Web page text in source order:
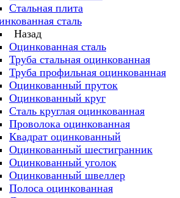
Стальная плита
сталь
Назад
Оцинкованная сталь
Труба стальная оцинкованная
Труба профильная оцинкованная
Оцинкованный пруток
Оцинкованный круг
Сталь круглая оцинкованная
Проволока оцинкованная
Квадрат оцинкованный
Оцинкованный шестигранник
Оцинкованный уголок
Оцинкованный швеллер
Полоса оцинкованная